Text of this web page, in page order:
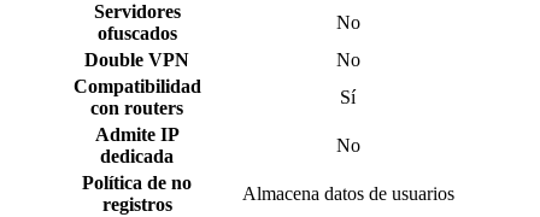
Servidores
ofuscados
No
Double VPN
No
Compatibilidad
con routers
Sí
Admite IP
dedicada
No
Política de no
registros
Almacena datos de usuarios